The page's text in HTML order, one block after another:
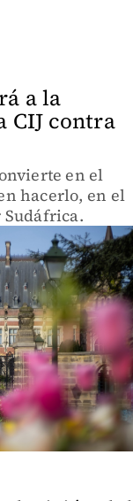
a la
CIJ contra
en el
hacerlo, en el